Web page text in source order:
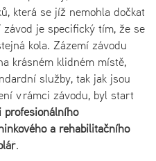
která se jíž nemohla dočkat
je specifický tím, že se
kola. Zázemí závodu
krásném klidném místě,
služby, tak jak jsou
v rámci závodu, byl start
profesionálního
a rehabilitačního
.